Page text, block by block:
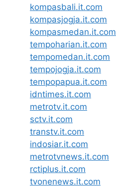
kompasbali.it.com
kompasjogja.it.com
kompasmedan.it.com
tempoharian.it.com
tempomedan.it.com
tempojogja.it.com
tempopapua.it.com
idntimes.it.com
metrotv.it.com
sctv.it.com
transtv.it.com
indosiar.it.com
metrotvnews.it.com
rctiplus.it.com
tvonenews.it.com